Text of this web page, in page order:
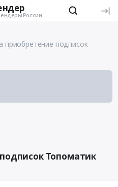
России
приобретение подписок
Топоматик